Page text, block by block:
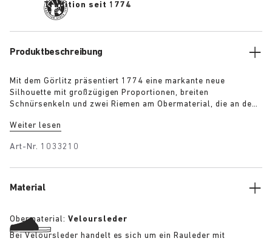
Tradition seit 1774
Produktbeschreibung
Mit dem Görlitz präsentiert 1774 eine markante neue
Silhouette mit großzügigen Proportionen, breiten
Schnürsenkeln und zwei Riemen am Obermaterial, die an den
Laufsohle und die skulpturale Sohle verleihen dem Design
Veloursleder in farblich abgestimmten Farben für Tiefe,
Weiter lesen
Art-Nr. 1033210
Material
Obermaterial: Veloursleder
Bei Veloursleder handelt es sich um ein Rauleder mit